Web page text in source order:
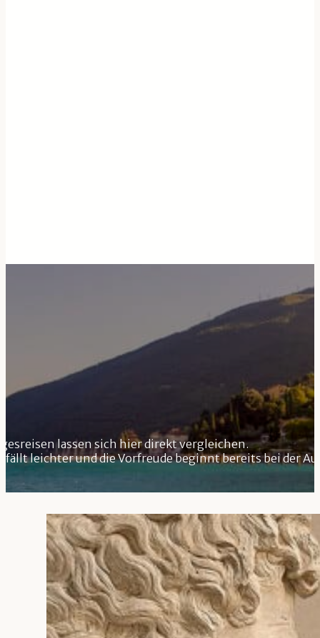
lassen sich hier direkt vergleichen.
fällt leichter und die Vorfreude beginnt bereits bei der